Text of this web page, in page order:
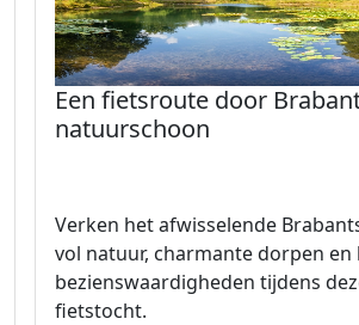
Een fietsroute door
natuurschoon
Verken het afwisselende
vol natuur, charmante dorpen
bezienswaardigheden tijdens
fietstocht.